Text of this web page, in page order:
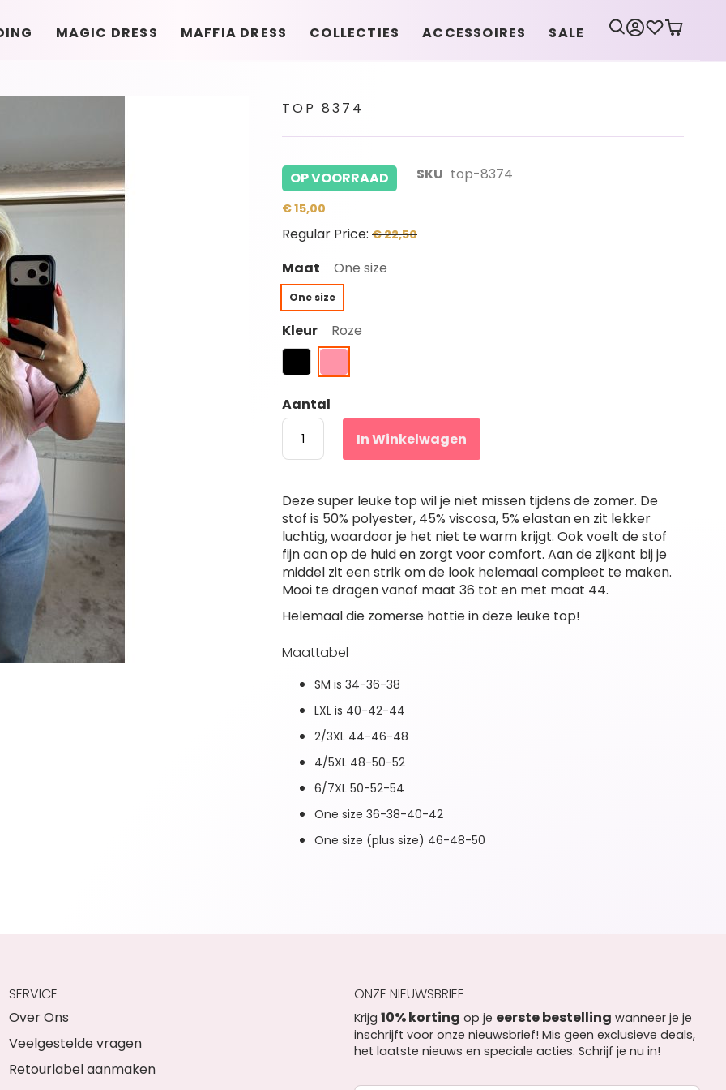
MAGIC DRESS MAFFIA DRESS COLLECTIES ACCESSOIRES
SALE
TOP 8374
OP VOORRAAD SKU top-8374
€ 15,00
Regular Price € 22,50
Maat One size
One size
Kleur Roze
Aantal
In Winkelwagen
Deze super leuke top wil je niet missen tijdens de zomer. De
stof is 50% polyester, 45% viscosa, 5% elastan en zit lekker
luchtig, waardoor je het niet te warm krijgt. Ook voelt de stof
fijn aan op de huid en zorgt voor comfort. Aan de zijkant bij je
middel zit een strik om de look helemaal compleet te maken.
Mooi te dragen vanaf maat 36 tot en met maat 44.
Helemaal die zomerse hottie in deze leuke top!
Maattabel
SM is 34-36-38
LXL is 40-42-44
2/3XL 44-46-48
4/5XL 48-50-52
6/7XL 50-52-54
One size 36-38-40-42
One size (plus size) 46-48-50
SERVICE
Over Ons
Veelgestelde vragen
Retourlabel aanmaken
ONZE NIEUWSBRIEF
Krijg10% korting op je eerste bestelling wanneer je je
inschrijft voor onze nieuwsbrief! Mis geen exclusieve deals,
het laatste nieuws en speciale acties. Schrijf je nu in!